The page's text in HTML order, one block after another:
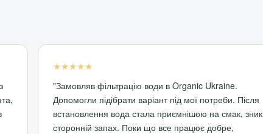
★★★★★
"Замовляв фільтрацію води в Organic Ukraine.
Допомогли підібрати варіант під мої потреби. Після
встановлення вода стала приємнішою на смак, зник
сторонній запах. Поки що все працює добре,